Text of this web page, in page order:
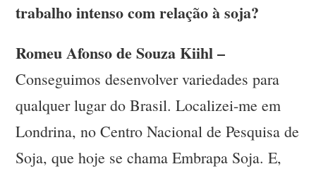
trabalho intenso com relação à soja?
Romeu Afonso de Souza Kiihl –
Conseguimos desenvolver variedades para
qualquer lugar do Brasil. Localizei-me em
Londrina, no Centro Nacional de Pesquisa de
Soja, que hoje se chama Embrapa Soja. E,